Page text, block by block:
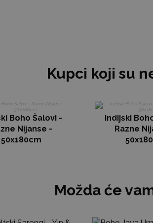
Kupci koji su
Boho Šalovi -
Nijanse -
50x180cm
Indijski
Razne
Možda će